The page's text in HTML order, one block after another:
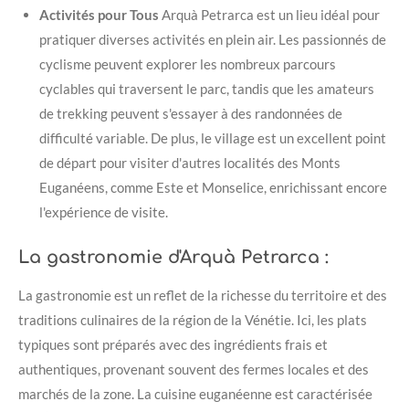
Activités pour Tous Arquà Petrarca est un lieu idéal pour
pratiquer diverses activités en plein air. Les passionnés de
cyclisme peuvent explorer les nombreux parcours
cyclables qui traversent le parc, tandis que les amateurs
de trekking peuvent s'essayer à des randonnées de
difficulté variable. De plus, le village est un excellent point
de départ pour visiter d'autres localités des Monts
Euganéens, comme Este et Monselice, enrichissant encore
l'expérience de visite.
La gastronomie d'Arquà Petrarca :
La gastronomie est un reflet de la richesse du territoire et des
traditions culinaires de la région de la Vénétie. Ici, les plats
typiques sont préparés avec des ingrédients frais et
authentiques, provenant souvent des fermes locales et des
marchés de la zone. La cuisine euganéenne est caractérisée